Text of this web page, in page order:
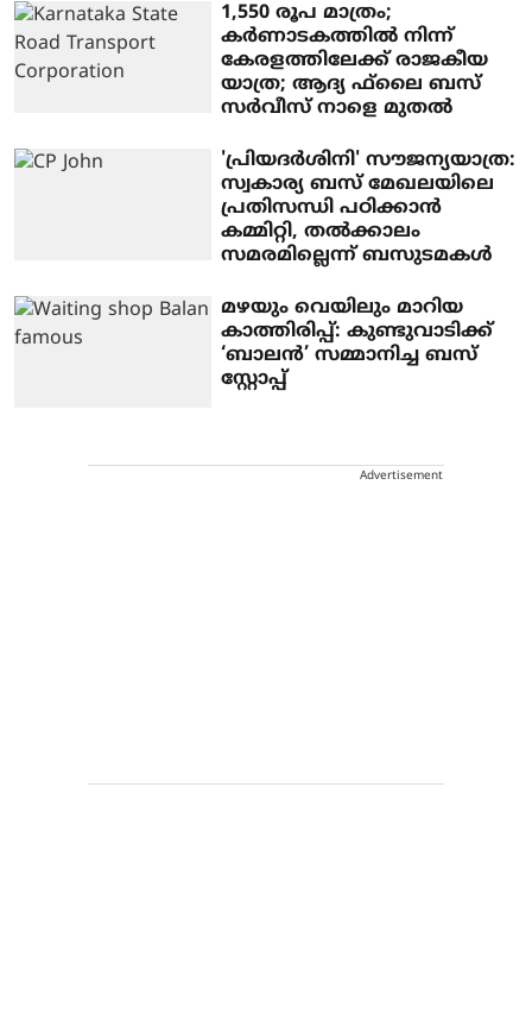
1,550 രൂപ മാത്രം;
കര്‍ണാടകത്തില്‍ നിന്ന്
കേരളത്തിലേക്ക് രാജകീയ
യാത്ര; ആദ്യ ഫ്‌ലൈ ബസ്
സര്‍വീസ് നാളെ മുതല്‍
'പ്രിയദർശിനി' സൗജന്യയാത്ര:
സ്വകാര്യ ബസ് മേഖലയിലെ
പ്രതിസന്ധി പഠിക്കാൻ
കമ്മിറ്റി, തൽക്കാലം
സമരമില്ലെന്ന് ബസുടമകൾ
മഴയും വെയിലും മാറിയ
കാത്തിരിപ്പ്: കുണ്ടുവാടിക്ക്
‘ബാലൻ’ സമ്മാനിച്ച ബസ്
സ്റ്റോപ്പ്
Advertisement